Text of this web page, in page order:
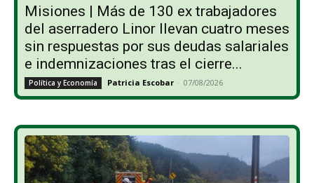
Misiones | Más de 130 ex trabajadores
del aserradero Linor llevan cuatro meses
sin respuestas por sus deudas salariales
e indemnizaciones tras el cierre...
Política y Economía Patricia Escobar - 07/08/2026